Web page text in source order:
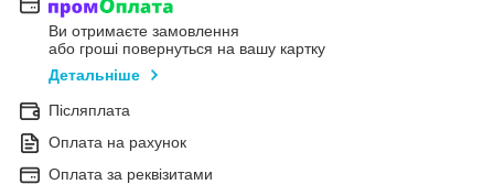
Ви отримаєте замовлення
або гроші повернуться на вашу картку
Детальніше
Післяплата
Оплата на рахунок
Оплата за реквізитами